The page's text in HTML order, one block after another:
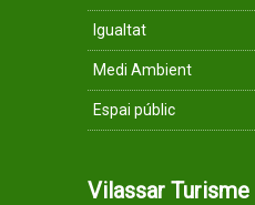
Igualtat
Medi Ambient
Espai públic
Vilassar Turisme